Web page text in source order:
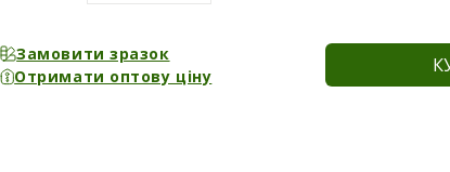
Замовити зразок
Отримати оптову ціну